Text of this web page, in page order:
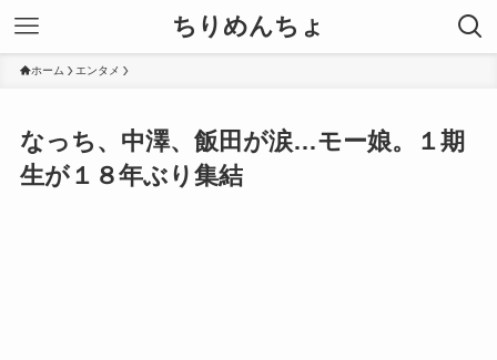
ちりめんちょ
ホーム エンタメ
なっち、中澤、飯田が涙…モー娘。１期
生が１８年ぶり集結